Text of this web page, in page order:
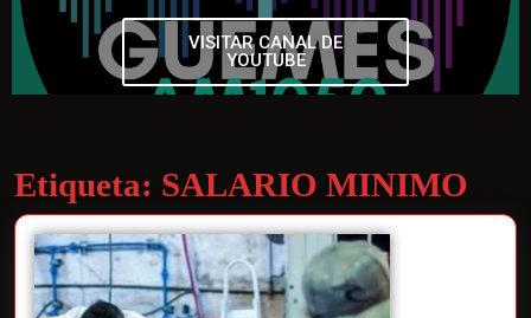
VISITAR CANAL DE
YOUTUBE
Etiqueta: SALARIO MINIMO